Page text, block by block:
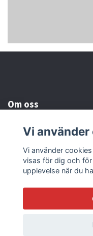
Om oss
Kundtjänst
Läs mer
© 2026
Vi använder
Vi använder
visas för dig och
upplevelse när du